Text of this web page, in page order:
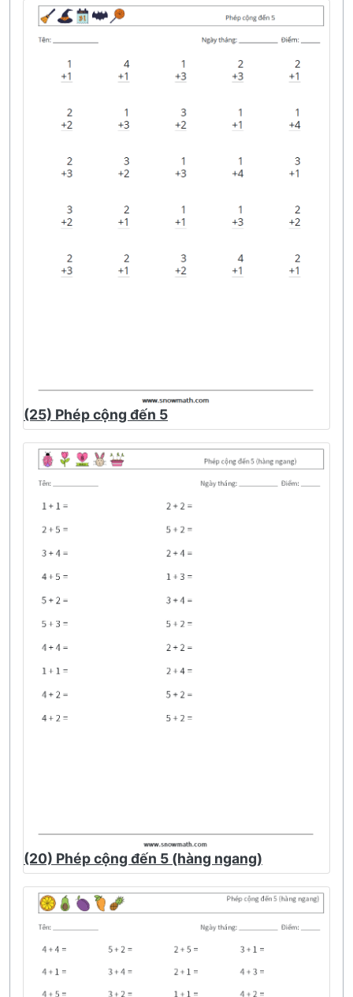
(25) Phép cộng đến 5
(20) Phép cộng đến 5 (hàng ngang)